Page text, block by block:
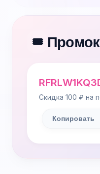
🎟️
Скидка 100 ₽ на
Копировать